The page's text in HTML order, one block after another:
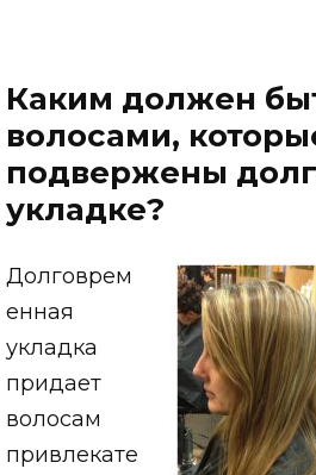
Каким должен
волосами,
подвержены
укладке?
Долговрем
енная
укладка
придает
волосам
привлекате